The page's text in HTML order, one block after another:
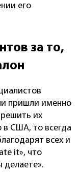
его
за то,
пришли именно
их
в США, то всегда
всех и
it», что
делаете».